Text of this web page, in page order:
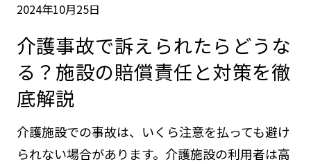
2024年10月25日
介護事故で訴えられたらどうな
る？施設の賠償責任と対策を徹
底解説
介護施設での事故は、いくら注意を払っても避け
られない場合があります。介護施設の利用者は高